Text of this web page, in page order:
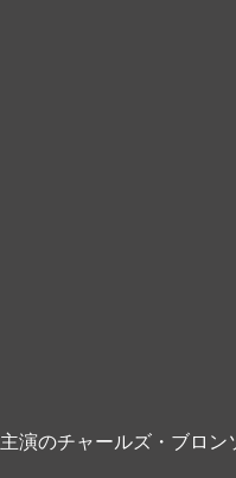
主演のチャールズ・ブロン